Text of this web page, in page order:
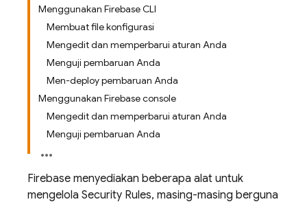
Menggunakan Firebase CLI
Membuat file konfigurasi
Mengedit dan memperbarui aturan Anda
Menguji pembaruan Anda
Men-deploy pembaruan Anda
Menggunakan Firebase console
Mengedit dan memperbarui aturan Anda
Menguji pembaruan Anda
Firebase menyediakan beberapa alat untuk
mengelola Security Rules, masing-masing berguna